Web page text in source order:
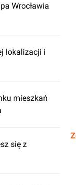
Wrocławia
lokalizacji i
mieszkań
się z